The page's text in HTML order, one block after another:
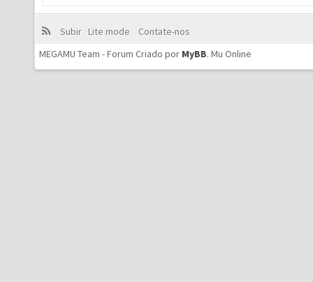
Subir Lite mode
Contate-nos
MEGAMU Team - Forum Criado por MyBB. Mu Online